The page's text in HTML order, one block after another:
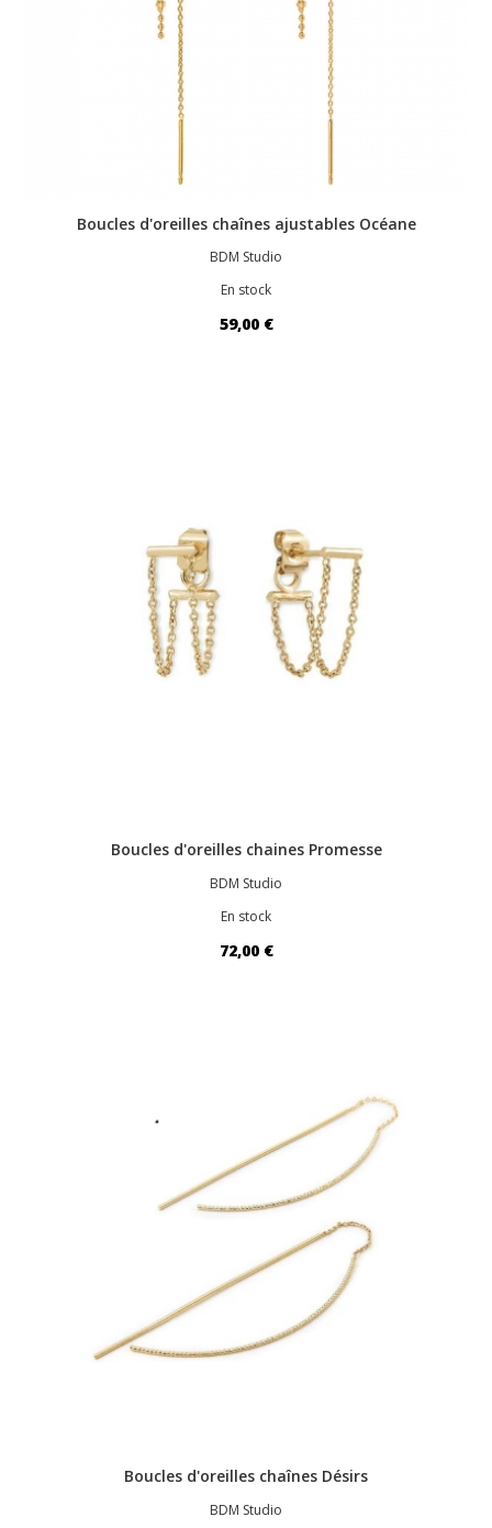
Boucles d'oreilles chaînes ajustables Océane
BDM Studio
En stock
59,00 €
Boucles d'oreilles chaines Promesse
BDM Studio
En stock
72,00 €
Boucles d'oreilles chaînes Désirs
BDM Studio